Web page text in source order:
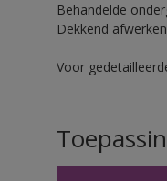
Behandelde
Dekkend
Voor